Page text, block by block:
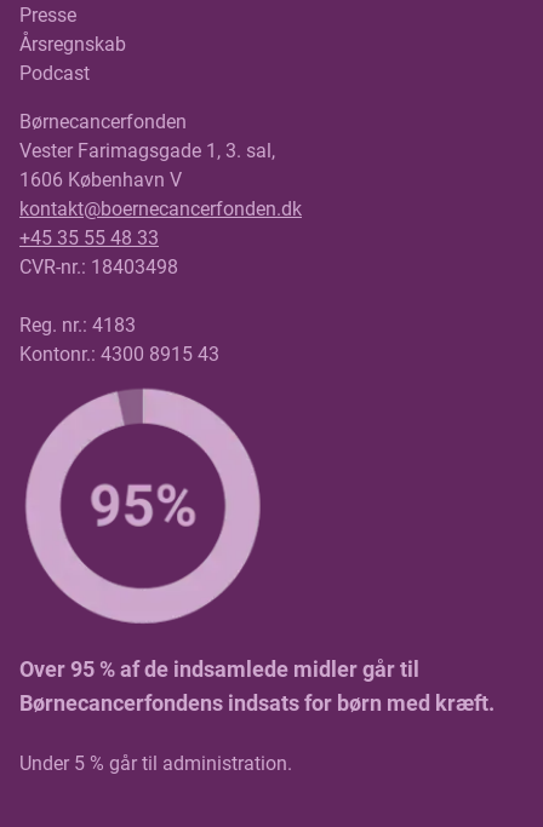
Presse
Årsregnskab
Podcast
Børnecancerfonden
Vester Farimagsgade 1, 3. sal,
1606 København V
kontakt@boernecancerfonden.dk
+45 35 55 48 33
CVR-nr.: 18403498
Reg. nr.: 4183
Kontonr.: 4300 8915 43
Over 95 % af de indsamlede midler går til
Børnecancerfondens indsats for børn med kræft.
Under 5 % går til administration.